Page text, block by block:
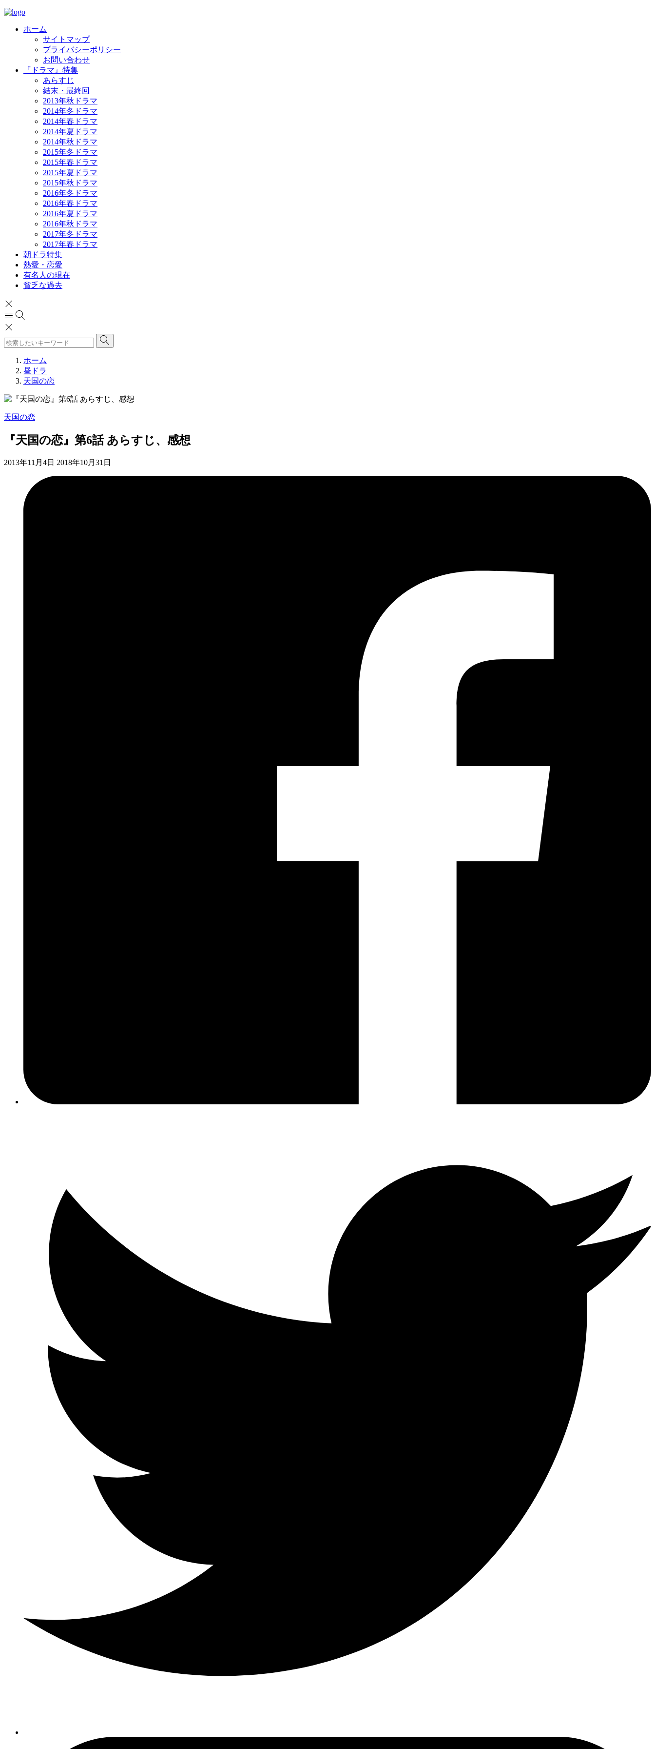
ホーム
サイトマップ
プライバシーポリシー
お問い合わせ
『ドラマ』特集
あらすじ
結末・最終回
2013年秋ドラマ
2014年冬ドラマ
2014年春ドラマ
2014年夏ドラマ
2014年秋ドラマ
2015年冬ドラマ
2015年春ドラマ
2015年夏ドラマ
2015年秋ドラマ
2016年冬ドラマ
2016年春ドラマ
2016年夏ドラマ
2016年秋ドラマ
2017年冬ドラマ
2017年春ドラマ
朝ドラ特集
熱愛・恋愛
有名人の現在
貧乏な過去
ホーム
昼ドラ
天国の恋
天国の恋
『天国の恋』第6話 あらすじ、感想
2013年11月4日 2018年10月31日